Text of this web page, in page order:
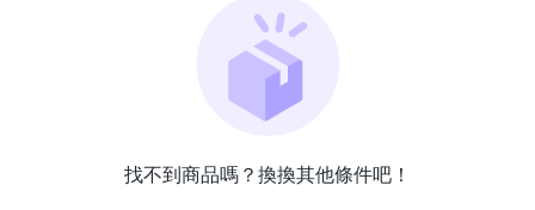
找不到商品嗎？換換其他條件吧！